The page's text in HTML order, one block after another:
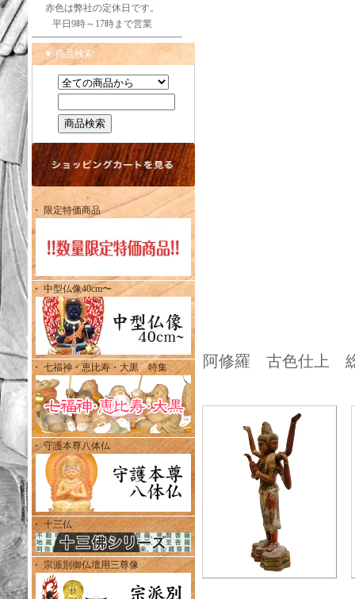
赤色は弊社の定休日です。
平日9時～17時まで営業
▼ 商品検索
・ 限定特価商品
・ 中型仏像40cm〜
・ 七福神・恵比寿・大黒 特集
・ 守護本尊八体仏
・ 十三仏
・ 宗派別御仏壇用三尊像
阿修羅 古色仕上